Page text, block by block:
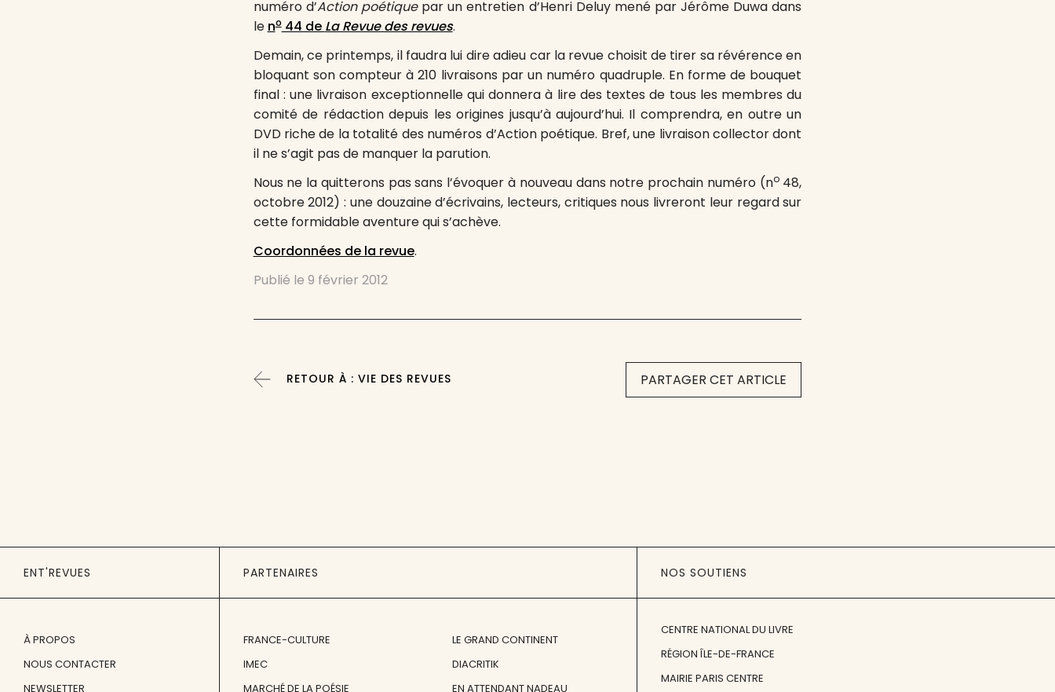
numéro d’Action poétiquepar un entretien d’Henri Deluy mené par Jérôme Duwa dans
le no44 de La Revue des revues.
Demain, ce printemps, il faudra lui dire adieu car la revue choisit de tirer sa révérence en
bloquant son compteur à 210 livraisons par un numéro quadruple. En forme de bouquet
final : une livraison exceptionnelle qui donnera à lire des textes de tous les membres du
comité de rédaction depuis les origines jusqu’à aujourd’hui. Il comprendra, en outre un
DVD riche de la totalité des numéros d’Action poétique. Bref, une livraison collector dont
il ne s’agit pas de manquer la parution.
Nous ne la quitterons pas sans l’évoquer à nouveau dans notre prochain numéro (no48,
octobre 2012) : une douzaine d’écrivains, lecteurs, critiques nous livreront leur regard sur
cette formidable aventure qui s’achève.
Coordonnées de la revue.
Publié le 9 février 2012
PARTAGER CET ARTICLE
RETOUR À : VIE DES REVUES
ENT'REVUES
À PROPOS
NOUS CONTACTER
NEWSLETTER
PARTENAIRES
FRANCE-CULTURE
IMEC
MARCHÉ DE LA POÉSIE
LE GRAND CONTINENT
DIACRITIK
EN ATTENDANT NADEAU
NOS SOUTIENS
CENTRE NATIONAL DU LIVRE
RÉGION ÎLE-DE-FRANCE
MAIRIE PARIS CENTRE